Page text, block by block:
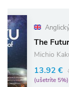
jazyk
of Humanity
14.65 €